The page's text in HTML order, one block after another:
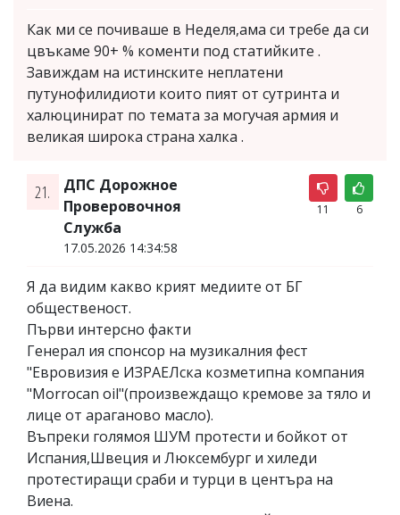
Как ми се почиваше в Неделя,ама си требе да си
цвъкаме 90+ % коменти под статийките .
Завиждам на истинските неплатени
путунофилидиоти които пият от сутринта и
халюцинират по темата за могучая армия и
великая широка страна халка .
21.
ДПС Дорожное
Проверовочноя
Служба
17.05.2026 14:34:58
11 6
Я да видим какво крият медиите от БГ
общественост.
Първи интерсно факти
Генерал ия спонсор на музикалния фест
"Евровизия е ИЗРАЕЛска козметипна компания
"Morrocan oil"(произвеждащо кремове за тяло и
лице от араганово масло).
Въпреки голямоя ШУМ протести и бойкот от
Испания,Швеция и Люксембург и хиледи
протестиращи сраби и турци в центъра на
Виена.